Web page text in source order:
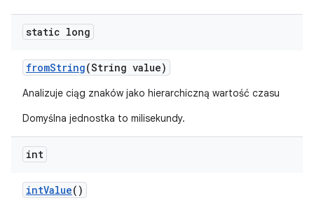
static long
fromString(String value)
Analizuje ciąg znaków jako hierarchiczną wartość czasu
Domyślna jednostka to milisekundy.
int
intValue()